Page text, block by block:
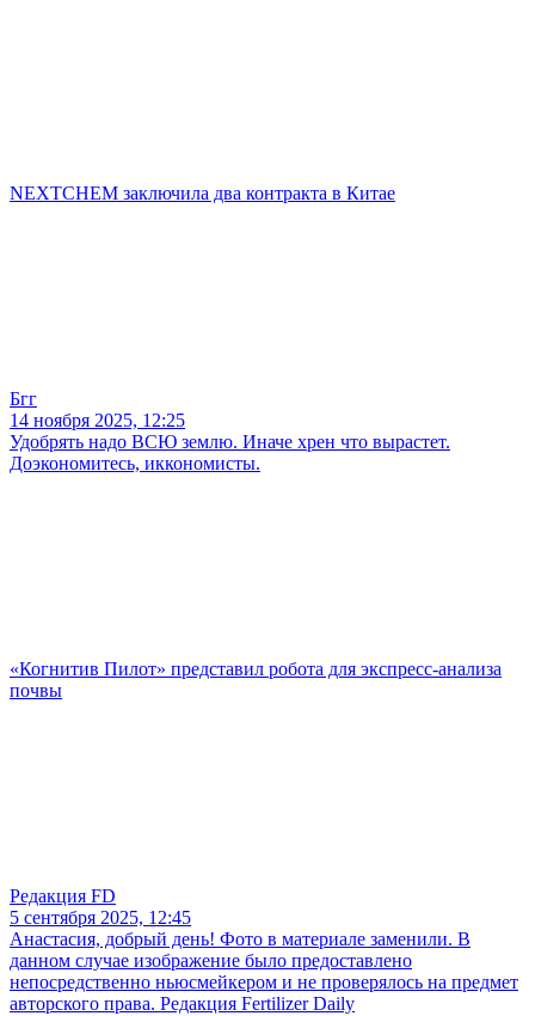
NEXTCHEM заключила два контракта в Китае
Бгг
14 ноября 2025, 12:25
Удобрять надо ВСЮ землю. Иначе хрен что вырастет.
Доэкономитесь, иккономисты.
«Когнитив Пилот» представил робота для экспресс-анализа
почвы
Редакция FD
5 сентября 2025, 12:45
Анастасия, добрый день! Фото в материале заменили. В
данном случае изображение было предоставлено
непосредственно ньюсмейкером и не проверялось на предмет
авторского права. Редакция Fertilizer Daily